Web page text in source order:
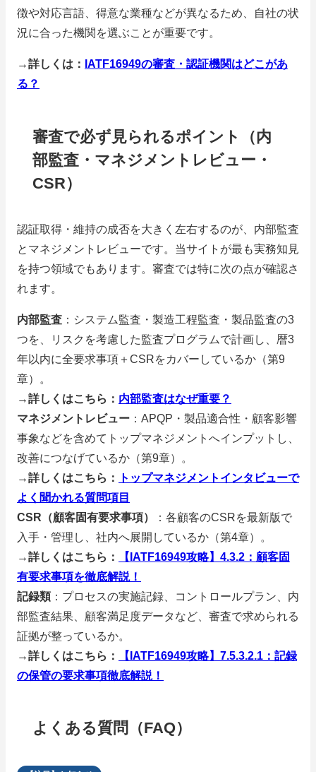
徴や対応言語、得意な業種などが異なるため、自社の状
況に合った機関を選ぶことが重要です。
→詳しくは：
IATF16949の審査・認証機関はどこがあ
る？
審査で必ず見られるポイント（内
部監査・マネジメントレビュー・
CSR）
認証取得・維持の成否を大きく左右するのが、内部監査
とマネジメントレビューです。当サイトが最も実務知見
を持つ領域でもあります。審査では特に次の点が確認さ
れます。
内部監査 ：システム監査・製造工程監査・製品監査の3
つを、リスクを考慮した監査プログラムで計画し、暦3
年以内に全要求事項＋CSRをカバーしているか（第9
章）。
→詳しくはこちら： 内部監査はなぜ重要？
マネジメントレビュー ：APQP・製品適合性・顧客影響
事象などを含めてトップマネジメントへインプットし、
改善につなげているか（第9章）。
→詳しくはこちら：
トップマネジメントインタビューで
よく聞かれる質問項目
CSR（顧客固有要求事項）
：各顧客のCSRを最新版で
入手・管理し、社内へ展開しているか（第4章）。
→詳しくはこちら：
【IATF16949攻略】4.3.2：顧客固
有要求事項を徹底解説！
記録類：プロセスの実施記録、コントロールプラン、内
部監査結果、顧客満足度データなど、審査で求められる
証拠が整っているか。
→詳しくはこちら：
【IATF16949攻略】7.5.3.2.1：記録
の保管の要求事項徹底解説！
よくある質問（FAQ）